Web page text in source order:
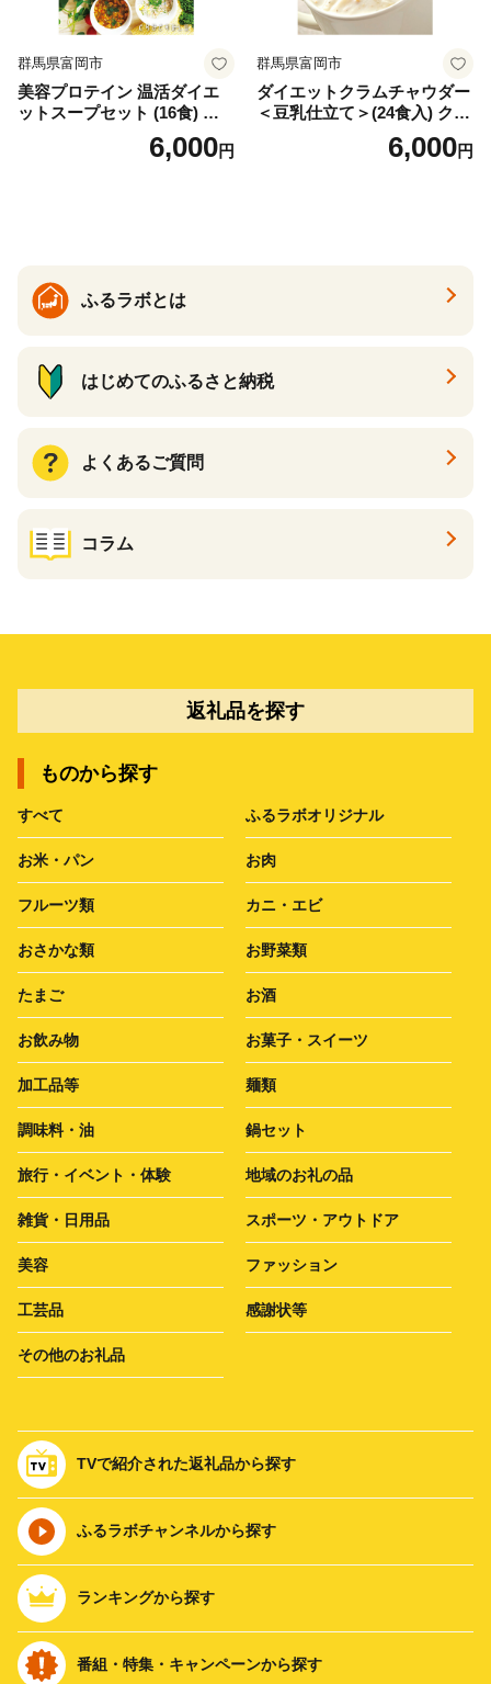
群馬県富岡市
美容プロテイン 温活ダイエ
ットスープセット (16食) 小
分け スープ 食べ比べ セット
詰合せ クラムチャウダー チ
6,000円
群馬県富岡市
ダイエットクラムチャウダー
＜豆乳仕立て＞(24食入) クラ
ムチャウダー 豆乳 ダイエッ
ト スープ プロテイン たんぱ
6,000円
ふるラボとは
はじめてのふるさと納税
よくあるご質問
コラム
返礼品を探す
ものから探す
すべて ふるラボオリジナル
お米・パン お肉
フルーツ類 カニ・エビ
おさかな類 お野菜類
たまご お酒
お飲み物 お菓子・スイーツ
加工品等 麺類
調味料・油 鍋セット
旅行・イベント・体験 地域のお礼の品
雑貨・日用品 スポーツ・アウトドア
美容 ファッション
工芸品 感謝状等
その他のお礼品
TVで紹介された返礼品から探す
ふるラボチャンネルから探す
ランキングから探す
番組・特集・キャンペーンから探す